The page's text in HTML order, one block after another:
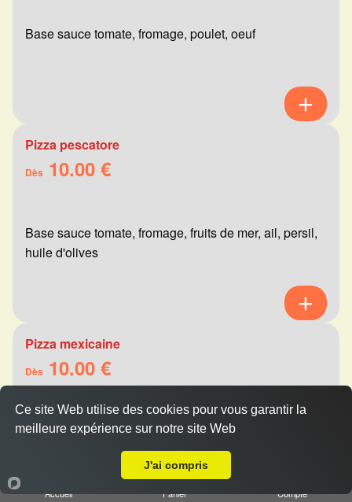
Base sauce tomate, fromage, poulet, oeuf
Pizza pescatore
Dès 10.00 €
Base sauce tomate, fromage, fruits de mer, ail, persil,
huile d'olives
Pizza mexicaine
Dès 10.00 €
Base sauce tomate, fromage, viande hachée,
merguez, champignons, poivrons
Accueil Panier Compte
Ce site Web utilise des cookies pour vous garantir la
meilleure expérience sur notre site Web
J'ai compris